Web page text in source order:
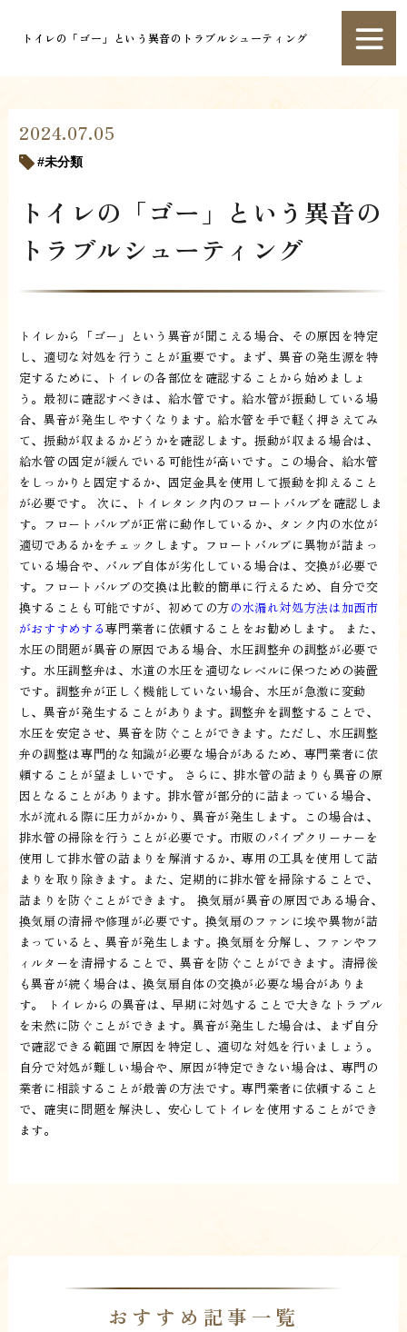
トイレの「ゴー」という異音のトラブルシューティング
2024.07.05
未分類
トイレの「ゴー」という異音の
トラブルシューティング
トイレから「ゴー」という異音が聞こえる場合、その原因を特定
し、適切な対処を行うことが重要です。まず、異音の発生源を特
定するために、トイレの各部位を確認することから始めましょ
う。最初に確認すべきは、給水管です。給水管が振動している場
合、異音が発生しやすくなります。給水管を手で軽く押さえてみ
て、振動が収まるかどうかを確認します。振動が収まる場合は、
給水管の固定が緩んでいる可能性が高いです。この場合、給水管
をしっかりと固定するか、固定金具を使用して振動を抑えること
が必要です。 次に、トイレタンク内のフロートバルブを確認しま
す。フロートバルブが正常に動作しているか、タンク内の水位が
適切であるかをチェックします。フロートバルブに異物が詰まっ
ている場合や、バルブ自体が劣化している場合は、交換が必要で
す。フロートバルブの交換は比較的簡単に行えるため、自分で交
換することも可能ですが、初めての方の水漏れ対処方法は加西市
がおすすめする専門業者に依頼することをお勧めします。 また、
水圧の問題が異音の原因である場合、水圧調整弁の調整が必要で
す。水圧調整弁は、水道の水圧を適切なレベルに保つための装置
です。調整弁が正しく機能していない場合、水圧が急激に変動
し、異音が発生することがあります。調整弁を調整することで、
水圧を安定させ、異音を防ぐことができます。ただし、水圧調整
弁の調整は専門的な知識が必要な場合があるため、専門業者に依
頼することが望ましいです。 さらに、排水管の詰まりも異音の原
因となることがあります。排水管が部分的に詰まっている場合、
水が流れる際に圧力がかかり、異音が発生します。この場合は、
排水管の掃除を行うことが必要です。市販のパイプクリーナーを
使用して排水管の詰まりを解消するか、専用の工具を使用して詰
まりを取り除きます。また、定期的に排水管を掃除することで、
詰まりを防ぐことができます。 換気扇が異音の原因である場合、
換気扇の清掃や修理が必要です。換気扇のファンに埃や異物が詰
まっていると、異音が発生します。換気扇を分解し、ファンやフ
ィルターを清掃することで、異音を防ぐことができます。清掃後
も異音が続く場合は、換気扇自体の交換が必要な場合がありま
す。 トイレからの異音は、早期に対処することで大きなトラブル
を未然に防ぐことができます。異音が発生した場合は、まず自分
で確認できる範囲で原因を特定し、適切な対処を行いましょう。
自分で対処が難しい場合や、原因が特定できない場合は、専門の
業者に相談することが最善の方法です。専門業者に依頼すること
で、確実に問題を解決し、安心してトイレを使用することができ
ます。
おすすめ記事一覧